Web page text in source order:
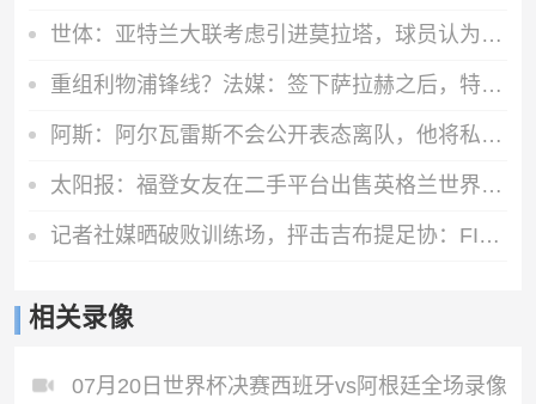
世体：亚特兰大联考虑引进莫拉塔，球员认为自己还能留在顶级联赛
重组利物浦锋线？法媒：签下萨拉赫之后，特拉布宗即将拿下努涅斯
阿斯：阿尔瓦雷斯不会公开表态离队，他将私下与西蒙尼和马竞沟通
太阳报：福登女友在二手平台出售英格兰世界杯球衣，标价70英镑
记者社媒晒破败训练场，抨击吉布提足协：FIFA的拨款去哪里了？
相关录像
07月20日世界杯决赛西班牙vs阿根廷全场录像